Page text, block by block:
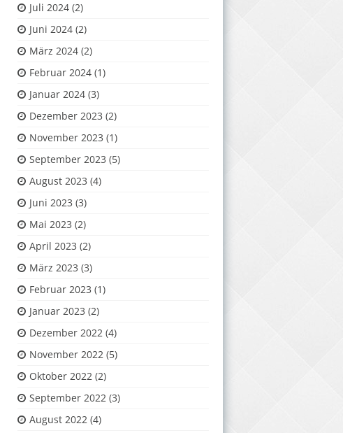
Juli 2024 (2)
Juni 2024 (2)
März 2024 (2)
Februar 2024 (1)
Januar 2024 (3)
Dezember 2023 (2)
November 2023 (1)
September 2023 (5)
August 2023 (4)
Juni 2023 (3)
Mai 2023 (2)
April 2023 (2)
März 2023 (3)
Februar 2023 (1)
Januar 2023 (2)
Dezember 2022 (4)
November 2022 (5)
Oktober 2022 (2)
September 2022 (3)
August 2022 (4)